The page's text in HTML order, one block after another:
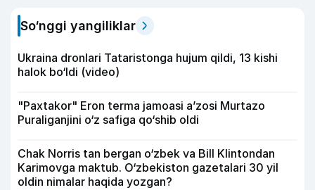
So‘nggi yangiliklar
Ukraina dronlari Tataristonga hujum qildi, 13 kishi
halok bo‘ldi (video)
"Paxtakor" Eron terma jamoasi a’zosi Murtazo
Puraliganjini o‘z safiga qo‘shib oldi
Chak Norris tan bergan o‘zbek va Bill Klintondan
Karimovga maktub. O‘zbekiston gazetalari 30 yil
oldin nimalar haqida yozgan?